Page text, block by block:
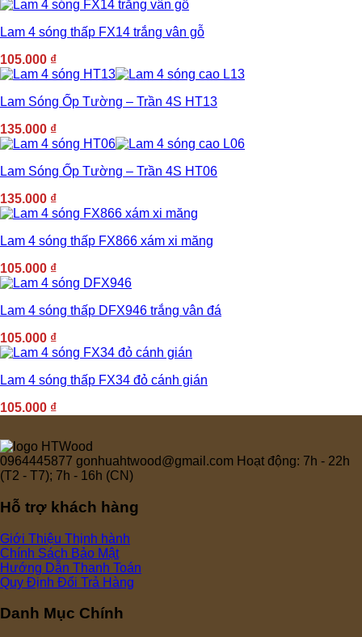
Lam 4 sóng thấp FX14 trắng vân gỗ
105.000 ₫
Lam Sóng Ốp Tường – Trần 4S HT13
135.000 ₫
Lam Sóng Ốp Tường – Trần 4S HT06
135.000 ₫
Lam 4 sóng thấp FX866 xám xi măng
105.000 ₫
Lam 4 sóng thấp DFX946 trắng vân đá
105.000 ₫
Lam 4 sóng thấp FX34 đỏ cánh gián
105.000 ₫
0964445877 gonhuahtwood@gmail.com Hoạt động: 7h - 22h
(T2 - T7); 7h - 16h (CN)
Hỗ trợ khách hàng
Giới Thiệu
Chính Sách Bảo Mật
Hướng Dẫn Thanh Toán
Quy Định Đổi Trả Hàng
Danh Mục Chính